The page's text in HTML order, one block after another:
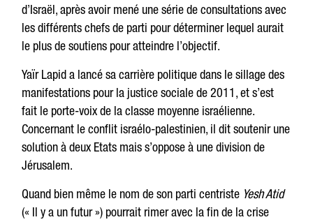
d’Israël, après avoir mené une série de consultations avec
les différents chefs de parti pour déterminer lequel aurait
le plus de soutiens pour atteindre l’objectif.
Yaïr Lapid a lancé sa carrière politique dans le sillage des
manifestations pour la justice sociale de 2011, et s’est
fait le porte-voix de la classe moyenne israélienne.
Concernant le conflit israélo-palestinien, il dit soutenir une
solution à deux Etats mais s’oppose à une division de
Jérusalem.
Quand bien même le nom de son parti centriste Yesh Atid
(« Il y a un futur ») pourrait rimer avec la fin de la crise